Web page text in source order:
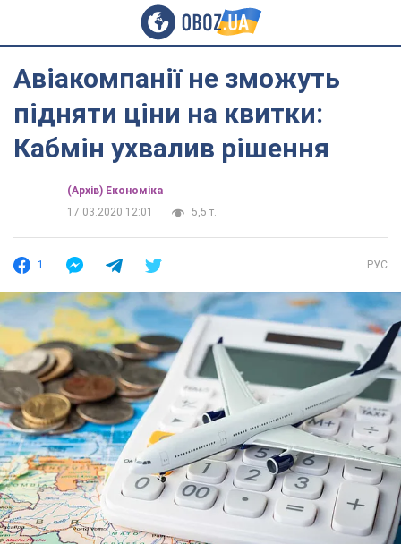
Авіакомпанії не зможуть
підняти ціни на квитки:
Кабмін ухвалив рішення
(Архів) Економіка
17.03.2020 12:01
5,5 т.
1 РУС